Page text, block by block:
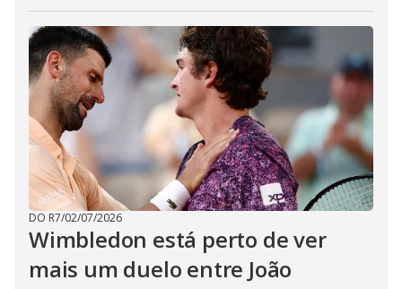
DO R7/02/07/2026
Wimbledon está perto de ver
mais um duelo entre João